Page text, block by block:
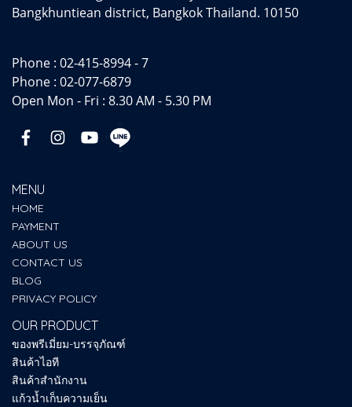
Bangkhuntiean district, Bangkok Thailand. 10150
Phone : 02-415-8994 - 7
Phone : 02-077-6879
Open Mon - Fri : 8.30 AM - 5.30 PM
MENU
HOME
PAYMENT
ABOUT US
CONTACT US
BLOG
PRIVACY POLICY
OUR PRODUCT
ของพรีเมี่ยม-บรรจุภัณฑ์
สินค้าไอที
สินค้าสำนักงาน
แก้วน้ำเก็บความเย็น